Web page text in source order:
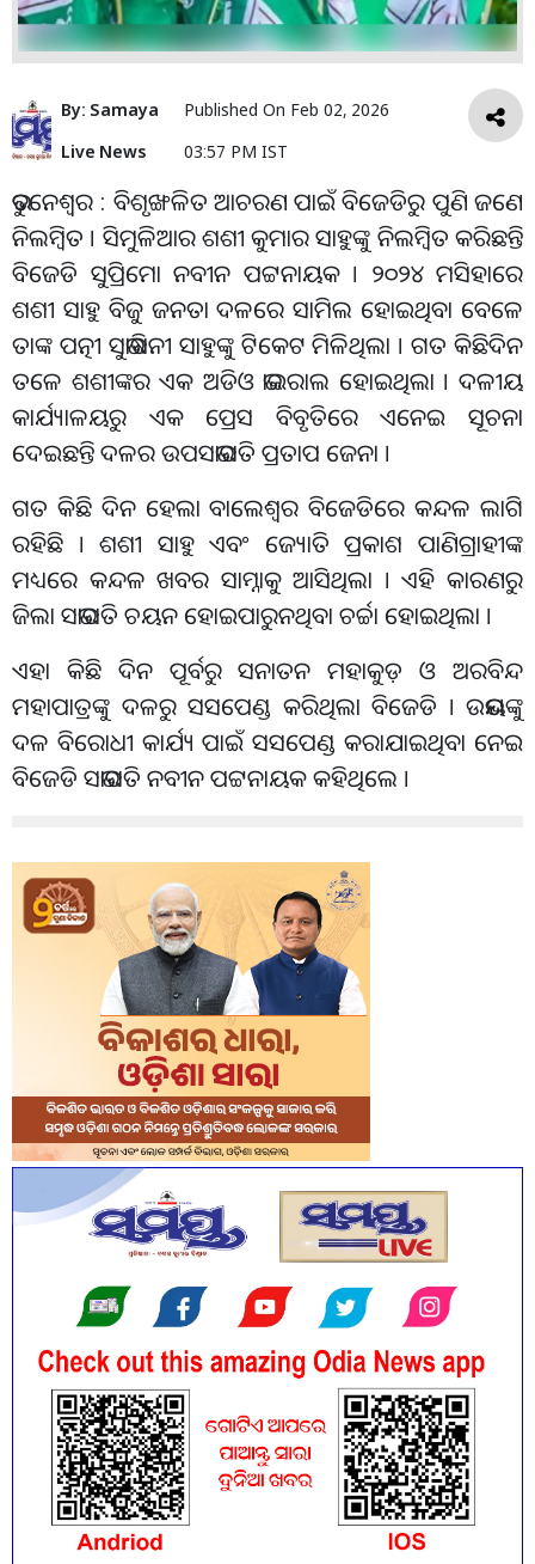
By: Samaya
Live News
Published On Feb 02, 2026
03:57 PM IST
ଭୁବନେଶ୍ୱର : ବିଶୃଙ୍ଖଳିତ ଆଚରଣ ପାଇଁ ବିଜେଡିରୁ ପୁଣି ଜଣେ
ନିଲମ୍ବିତ । ସିମୁଳିଆର ଶଶୀ କୁମାର ସାହୁଙ୍କୁ ନିଲମ୍ବିତ କରିଛନ୍ତି
ବିଜେଡି ସୁପ୍ରିମୋ ନବୀନ ପଟ୍ଟନାୟକ । ୨୦୨୪ ମସିହାରେ
ଶଶୀ ସାହୁ ବିଜୁ ଜନତା ଦଳରେ ସାମିଲ ହୋଇଥିବା ବେଳେ
ତାଙ୍କ ପତ୍ନୀ ସୁଭାଷିନୀ ସାହୁଙ୍କୁ ଟିକେଟ ମିଳିଥିଲା । ଗତ କିଛିଦିନ
ତଳେ ଶଶୀଙ୍କର ଏକ ଅଡିଓ ଭାଇରାଲ ହୋଇଥିଲା । ଦଳୀୟ
କାର୍ଯ୍ୟାଳୟରୁ ଏକ ପ୍ରେସ ବିବୃତିରେ ଏନେଇ ସୂଚନା
ଦେଇଛନ୍ତି ଦଳର ଉପସଭାପତି ପ୍ରତାପ ଜେନା ।
ଗତ କିଛି ଦିନ ହେଲା ବାଲେଶ୍ବର ବିଜେଡିରେ କନ୍ଦଳ ଲାଗି
ରହିଛି । ଶଶୀ ସାହୁ ଏବଂ ଜ୍ୟୋତି ପ୍ରକାଶ ପାଣିଗ୍ରାହୀଙ୍କ
ମଧ୍ୟରେ କନ୍ଦଳ ଖବର ସାମ୍ନାକୁ ଆସିଥିଲା । ଏହି କାରଣରୁ
ଜିଲା ସଭାପତି ଚୟନ ହୋଇପାରୁନଥିବା ଚର୍ଚ୍ଚା ହୋଇଥିଲା ।
ଏହା କିଛି ଦିନ ପୂର୍ବରୁ ସନାତନ ମହାକୁଡ଼ ଓ ଅରବିନ୍ଦ
ମହାପାତ୍ରଙ୍କୁ ଦଳରୁ ସସପେଣ୍ଡ କରିଥିଲା ବିଜେଡି । ଉଭୟଙ୍କୁ
ଦଳ ବିରୋଧୀ କାର୍ଯ୍ୟ ପାଇଁ ସସପେଣ୍ଡ କରାଯାଇଥିବା ନେଇ
ବିଜେଡି ସଭାପତି ନବୀନ ପଟ୍ଟନାୟକ କହିଥିଲେ ।